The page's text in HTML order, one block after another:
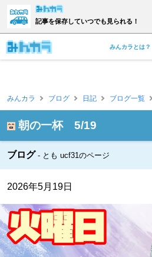
記事を保存していつでも見られる！
みんカラとは？
みんカラ ブログ 日記 ブログ一覧
朝の一杯 5/19
ブログ とも ucf31のページ
2026年5月19日